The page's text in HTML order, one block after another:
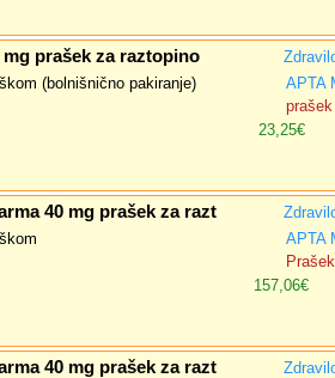
mg prašek za raztopino
(bolnišnično pakiranje)
APTA
23,25€
40 mg prašek za razt
APTA
157,06€
40 mg prašek za razt